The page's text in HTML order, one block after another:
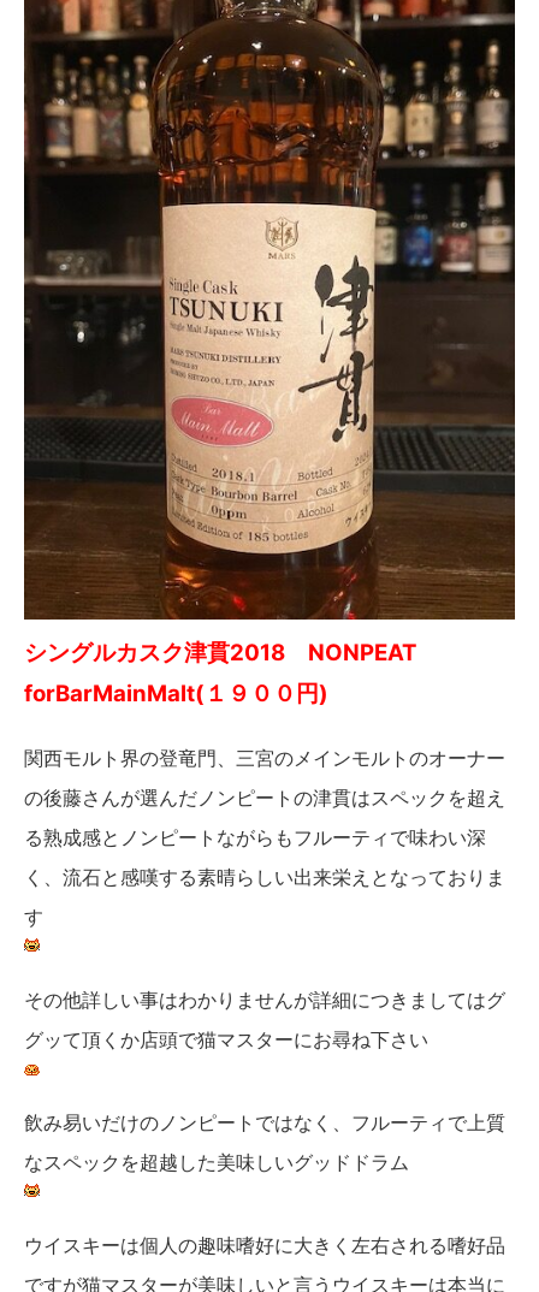
シングルカスク津貫2018 NONPEAT
forBarMainMalt(１９ ００円)
関西モルト界の登竜門、三宮のメインモルトのオーナー
の後藤さんが選んだノンピートの津貫はスペックを超え
る熟成感とノンピートながらもフルーティで味わい深
く、流石と感嘆する素晴らしい出来栄えとなっておりま
す
その他詳しい事はわかりませんが詳細につきましてはグ
グッて頂くか店頭で猫マスターにお尋ね下さい
飲み易いだけのノンピートではなく、フルーティで上質
なスペックを超越した美味しいグッドドラム
ウイスキーは個人の趣味嗜好に大きく左右される嗜好品
ですが猫マスターが美味しいと言うウイスキーは本当に